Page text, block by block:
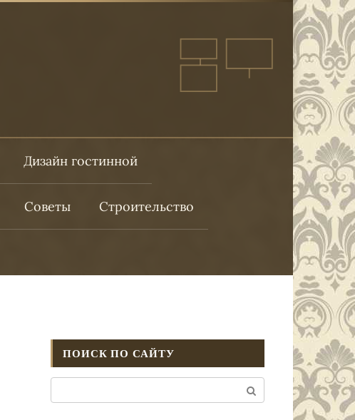
Дизайн гостинной
Советы Строительство
ПОИСК ПО САЙТУ